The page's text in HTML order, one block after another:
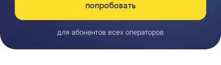
попробовать
для абонентов всех операторов